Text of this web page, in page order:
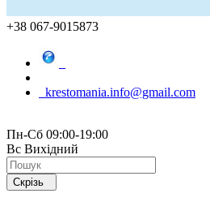
+38 067-9015873
krestomania.info@gmail.com
Пн-Сб 09:00-19:00
Вс Вихідний
Скрізь